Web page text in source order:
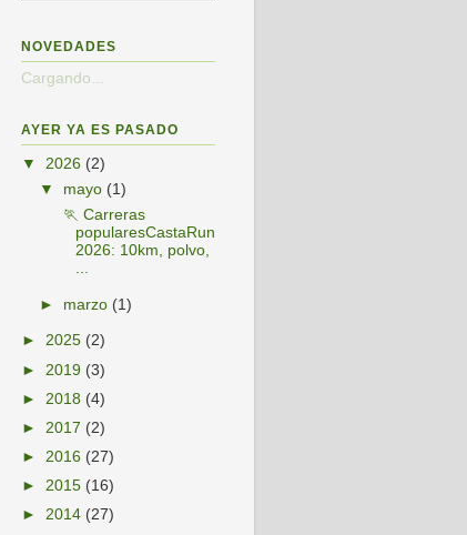
NOVEDADES
Cargando...
AYER YA ES PASADO
▼ 2026 (2)
▼ mayo (1)
🏃 Carreras
popularesCastaRun
2026: 10km, polvo,
► marzo (1)
► 2025 (2)
► 2019 (3)
► 2018 (4)
► 2017 (2)
► 2016 (27)
► 2015 (16)
► 2014 (27)